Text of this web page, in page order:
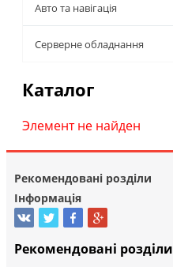
Авто та навігація
Серверне обладнання
Каталог
Элемент не найден
Рекомендовані розділи
Інформація
Рекомендовані розділи